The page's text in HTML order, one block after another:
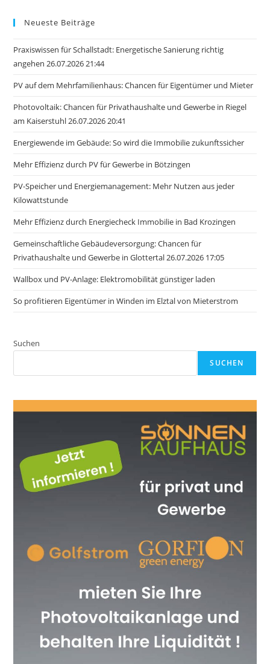
Neueste Beiträge
Praxiswissen für Schallstadt: Energetische Sanierung richtig
angehen 26.07.2026 21:44
PV auf dem Mehrfamilienhaus: Chancen für Eigentümer und Mieter
Photovoltaik: Chancen für Privathaushalte und Gewerbe in Riegel
am Kaiserstuhl 26.07.2026 20:41
Energiewende im Gebäude: So wird die Immobilie zukunftssicher
Mehr Effizienz durch PV für Gewerbe in Bötzingen
PV-Speicher und Energiemanagement: Mehr Nutzen aus jeder
Kilowattstunde
Mehr Effizienz durch Energiecheck Immobilie in Bad Krozingen
Gemeinschaftliche Gebäudeversorgung: Chancen für
Privathaushalte und Gewerbe in Glottertal 26.07.2026 17:05
Wallbox und PV-Anlage: Elektromobilität günstiger laden
So profitieren Eigentümer in Winden im Elztal von Mieterstrom
Suchen
SUCHEN